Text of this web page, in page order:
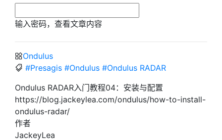
输入密码，查看文章内容
Ondulus
#Presagis #Ondulus #Ondulus RADAR
Ondulus RADAR入门教程04：安装与配置
https://blog.jackeylea.com/ondulus/how-to-install-
ondulus-radar/
作者
JackeyLea